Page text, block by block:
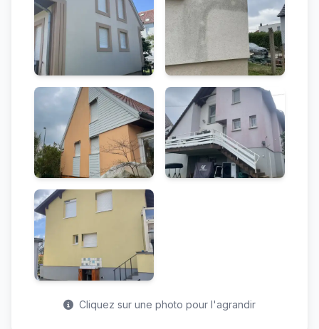
Cliquez sur une photo pour l'agrandir